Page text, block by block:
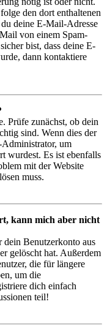
den dort enthaltenen
deine E-Mail-Adresse
von einem Spam-
bist, dass deine E-
dann kontaktiere
Prüfe zunächst, ob dein
sind. Wenn dies der
um
wurdest. Es ist ebenfalls
mit der Website
muss.
kann mich aber nicht
dein Benutzerkonto aus
gelöscht hat. Außerdem
die für längere
um die
dich einfach
teil!